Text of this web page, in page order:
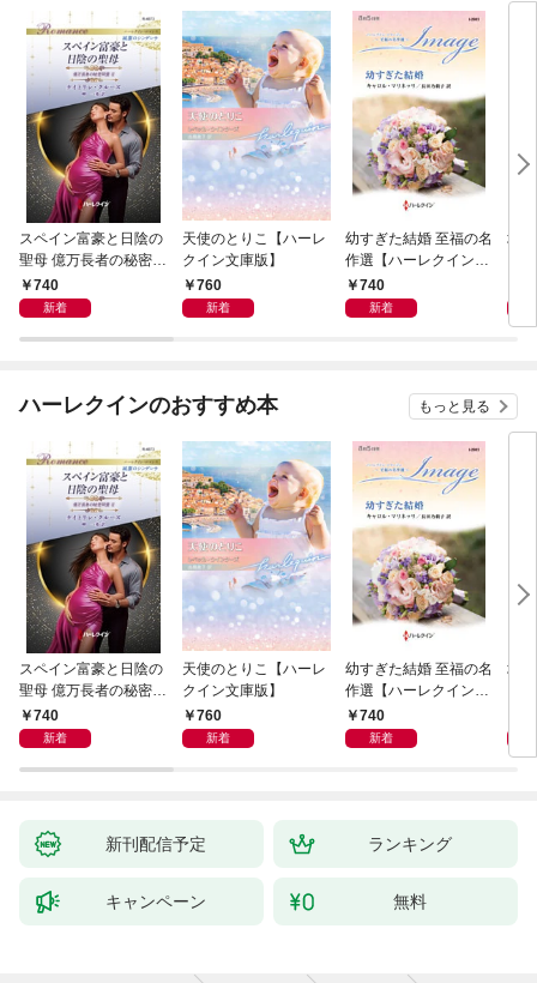
スペイン富豪と日陰の
聖母 億万長者の秘密同
盟 II ハーレクイン・ロ
マンス～純潔のシンデ
740
新着
天使のとりこ【ハーレ
クイン文庫版】
760
新着
幼すぎた結婚 至福の名
作選【ハーレクイン・
イマージュ版】
740
新着
塔
ハーレクインのおすすめ本 もっと見る
スペイン富豪と日陰の
聖母 億万長者の秘密同
盟 II ハーレクイン・ロ
マンス～純潔のシンデ
740
新着
天使のとりこ【ハーレ
クイン文庫版】
760
新着
幼すぎた結婚 至福の名
作選【ハーレクイン・
イマージュ版】
740
新着
塔
新刊配信予定 ランキング
キャンペーン 無料